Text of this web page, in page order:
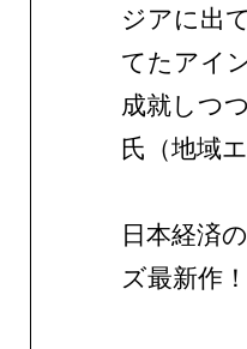
ジアに出
てたアイ
成就しつ
氏（地域
日本経済
ズ最新作！